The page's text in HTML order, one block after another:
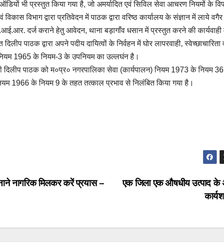
ऑडियों भी प्रस्तुत किया गया है, जो अमर्यादित एवं सिविल सेवा आचरण नियमों के
विभाग द्वारा प्रतिवेदन में पाठक द्वारा वरिष्ठ कार्यालय के संज्ञान में लाये
दर्ज कराने हेतु आवेदन, थाना बड़ागाँव धसान में प्रस्तुत करने की कार्यवाही
पाठक द्वारा अपने पदीय दायित्वों के निर्वहन में घोर लापरवाही,
1965 के नियम-3 के उपनियम का उल्लघंन है।
दिलीप पाठक को म०प्र० नगरपालिका सेवा (कार्यपालन) नियम 1973 के नियम
1966 के नियम 9 के तहत तत्काल प्रभाव से निलंबित किया गया है।
एक जिला एक औषधीय उत्पाद के
नागरिक मिलकर करें प्रयास –